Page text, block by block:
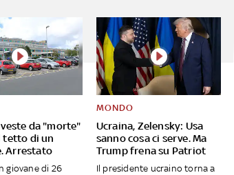
veste da "morte"
tetto di un
Arrestato
giovane di 26
Ucraina, Zelensky: Usa
sanno cosa ci serve. Ma
Trump frena su Patriot
MONDO
Il presidente ucraino torna a